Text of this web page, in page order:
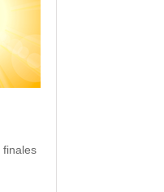
finales